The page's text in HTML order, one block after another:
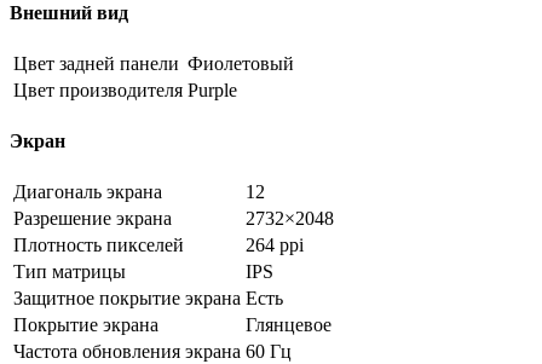
Внешний вид
Цвет задней панели Фиолетовый
Цвет производителя Purple
Экран
Диагональ экрана
12
Разрешение экрана
2732×2048
Плотность пикселей
264 ppi
Тип матрицы
IPS
Защитное покрытие экрана Есть
Покрытие экрана
Глянцевое
Частота обновления экрана 60 Гц